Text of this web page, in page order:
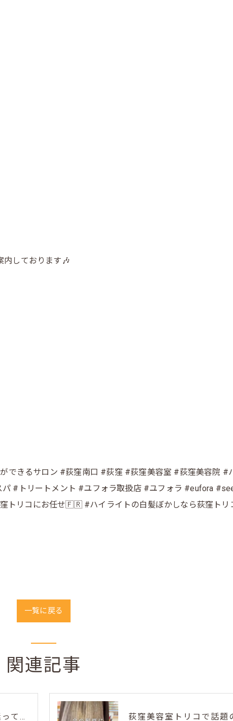
内しております🎶
できるサロン #荻窪南口 #荻窪 #荻窪美容室 #荻窪美容院 #
#トリートメント #ユフォラ取扱店 #ユフォラ #eufora
トリコにお任せ🇫🇷 #ハイライトの白髪ぼかしなら荻窪ト
一覧に戻る
関連記事
毎日のホームケア、何を使えばいいか迷ってない？🌿